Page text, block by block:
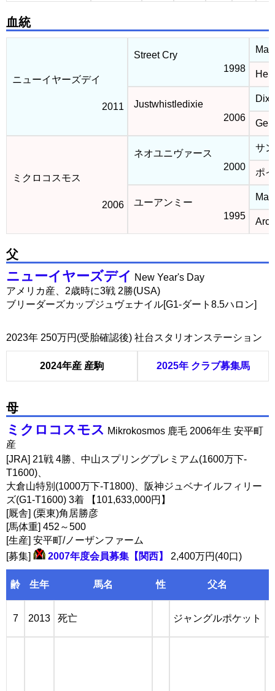
血統
ニューイヤーズデイ
2011
Street Cry
1998
Justwhistledixie
2006
ミクロコスモス
2006
ネオユニヴァース
2000
サ
ポ
ユーアンミー
1995
父
ニューイヤーズデイ New Year's Day
アメリカ産、2歳時に3戦 2勝(USA)
ブリーダーズカップジュヴェナイル[G1-ダート8.5ハロン]
2023年 250万円(受胎確認後) 社台スタリオンステーション
2024年産 産駒 2025年 クラブ募集馬
母
ミクロコスモス Mikrokosmos 鹿毛 2006年生 安平町
産
[JRA] 21戦 4勝、中山スプリングプレミアム(1600万下-
T1600)、
大倉山特別(1000万下-T1800)、阪神ジュベナイルフィリー
ズ(G1-T1600) 3着 【101,633,000円】
[厩舎] (栗東)角居勝彦
[馬体重] 452～500
[生産] 安平町/ノーザンファーム
[募集]
2007年度会員募集【関西】 2,400万円(40口)
齢 生年 馬名 性 父名
7 2013 死亡 ジャングルポケット